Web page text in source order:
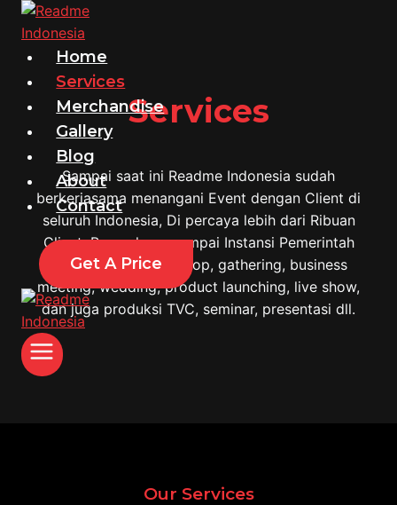
Skip
content
Home
Services
Merchandise
Gallery
Blog
About
Contact
Get A Price
Services
Sampai saat ini Readme Indonesia sudah
berkerjasama menangani Event dengan Client di
seluruh Indonesia, Di percaya lebih dari Ribuan
Client, Perusahaan sampai Instansi Pemerintah
seperti acara workshop, gathering, business
meeting, wedding, product launching, live show,
dan juga produksi TVC, seminar, presentasi dll.
Our Services